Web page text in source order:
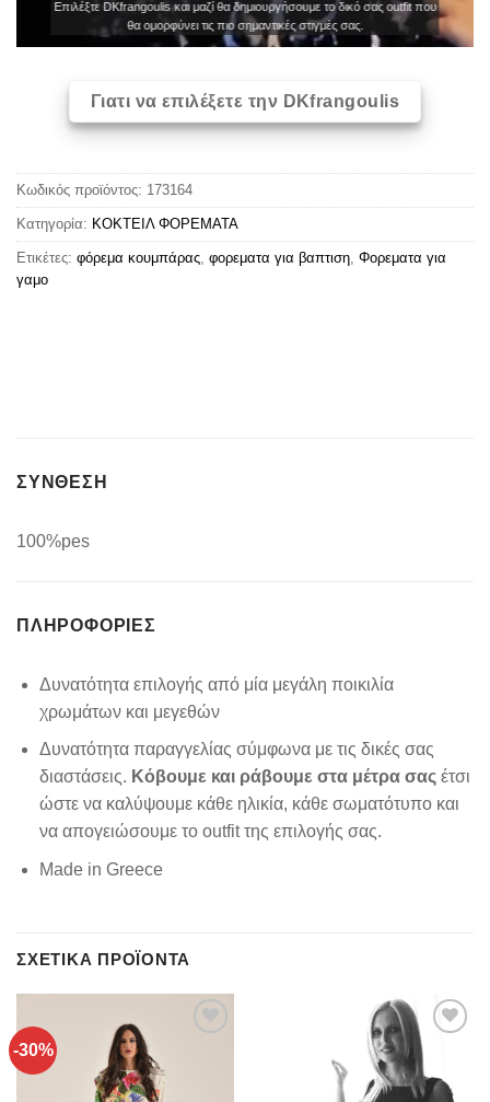
Επιλέξτε DKfrangoulis και μαζί θα δημιουργήσουμε το δικό σας outfit που
θα ομορφύνει τις πιο σημαντικές στιγμές σας.
Γιατι να επιλέξετε την DKfrangoulis
Κωδικός προϊόντος: 173164
Κατηγορία: ΚΟΚΤΕΙΛ ΦΟΡΕΜΑΤΑ
Ετικέτες: φόρεμα κουμπάρας φορεματα για βαπτιση Φορεματα για
γαμο
ΣΥΝΘΕΣΗ
100%pes
ΠΛΗΡΟΦΟΡΊΕΣ
Δυνατότητα επιλογής από μία μεγάλη ποικιλία
χρωμάτων και μεγεθών
Δυνατότητα παραγγελίας σύμφωνα με τις δικές σας
διαστάσεις. Κόβουμε και ράβουμε στα μέτρα σας έτσι
ώστε να καλύψουμε κάθε ηλικία, κάθε σωματότυπο και
να απογειώσουμε το outfit της επιλογής σας.
Made in Greece
ΣΧΕΤΙΚΆ ΠΡΟΪΌΝΤΑ
-30%
Add to